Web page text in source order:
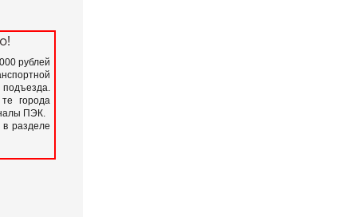
рублей
города
ПЭК.
разделе